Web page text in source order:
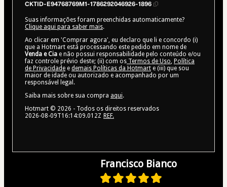
CKTID-E94768769M1-1786292046926-1896
Suas informações foram preenchidas automaticamente?
Clique aqui para saber mais.
Ao clicar em 'Comprar agora', eu declaro que li e concordo (i)
que a Hotmart está processando este pedido em nome de
Venda e Cia e não possui responsabilidade pelo conteúdo e/ou
faz controle prévio deste; (ii) com os Termos de Uso, Política
de Privacidade e demais Políticas da Hotmart e (iii) que sou
maior de idade ou autorizado e acompanhado por um
responsável legal.
Saiba mais sobre sua compra aqui.
Hotmart © 2026 - Todos os direitos reservados
2026-08-09T16:14:09.012Z REF.
Francisco Bianco